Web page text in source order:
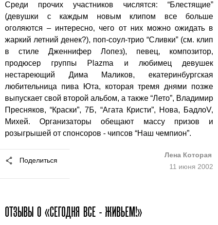
Среди прочих участников числятся: “Блестящие”
(девушки с каждым новым клипом все больше
оголяются – интересно, чего от них можно ожидать в
жаркий летний денек?), поп-соул-трио “Сливки” (см. клип
в стиле Дженнифер Лопез), певец, композитор,
продюсер группы Plazma и любимец девушек
нестареющий Дима Маликов, екатеринбургская
любительница пива Юта, которая тремя днями позже
выпускает свой второй альбом, а также “Лето”, Владимир
Пресняков, “Краски”, 7Б, “Агата Кристи”, Нова, БадлоV,
Михей. Организаторы обещают массу призов и
розыгрышей от спонсоров - чипсов “Наш чемпион”.
Поделиться
Лена Которая
11 июня 2002
ОТЗЫВЫ О «СЕГОДНЯ ВСЕ - ЖИВЬЕМ!»